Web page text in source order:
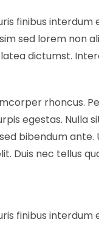
finibus
sed lorem non
dictumst.
rhoncus.
egestas. Nulla
bibendum
Duis nec tellus
finibus